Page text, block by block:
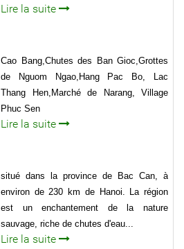
Lire la suite
Cao Bang,Chutes des Ban Gioc,Grottes
de Nguom Ngao,Hang Pac Bo, Lac
Thang Hen,Marché de Narang, Village
Phuc Sen
Lire la suite
situé dans la province de Bac Can, à
environ de 230 km de Hanoi. La région
est un enchantement de la nature
sauvage, riche de chutes d'eau...
Lire la suite